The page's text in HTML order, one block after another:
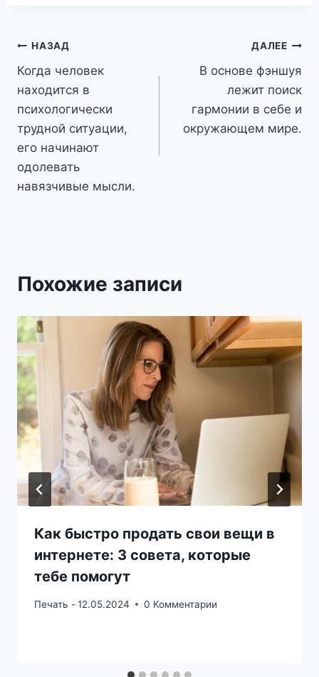
Навигация
по
записям
НАЗАД
Когда человек
находится в
психологически
трудной ситуации,
его начинают
одолевать
навязчивые мысли.
ДАЛЕЕ
В основе фэншуя
лежит поиск
гармонии в себе и
окружающем мире.
Похожие записи
Как быстро продать свои вещи в
интернете: 3 совета, которые
тебе помогут
Печать -12.05.2024 0 Комментарии